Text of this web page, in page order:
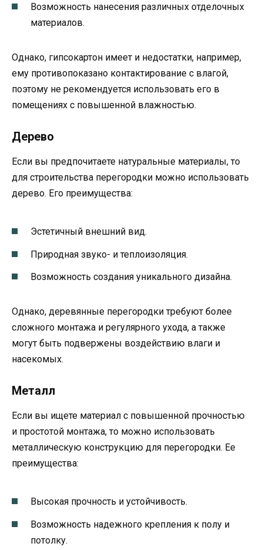
Возможность нанесения различных отделочных
материалов.
Однако, гипсокартон имеет и недостатки, например,
ему противопоказано контактирование с влагой,
поэтому не рекомендуется использовать его в
помещениях с повышенной влажностью.
Дерево
Если вы предпочитаете натуральные материалы, то
для строительства перегородки можно использовать
дерево. Его преимущества:
Эстетичный внешний вид.
Природная звуко- и теплоизоляция.
Возможность создания уникального дизайна.
Однако, деревянные перегородки требуют более
сложного монтажа и регулярного ухода, а также
могут быть подвержены воздействию влаги и
насекомых.
Металл
Если вы ищете материал с повышенной прочностью
и простотой монтажа, то можно использовать
металлическую конструкцию для перегородки. Ее
преимущества:
Высокая прочность и устойчивость.
Возможность надежного крепления к полу и
потолку.